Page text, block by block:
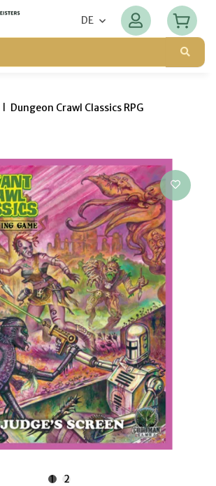
DE
Dungeon Crawl Classics RPG
1 2